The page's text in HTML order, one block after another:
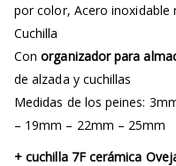
por color, Acero inoxidable
Cuchilla
Conorganizador para
de alzada y cuchillas
Medidas de los peines:
– 19mm – 22mm – 25mm
+ cuchilla 7F cerámica